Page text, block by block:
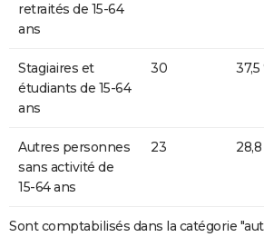
retraités de 15-64
ans
Stagiaires et
étudiants de 15-64
ans
30 37,5
Autres personnes
sans activité de
15-64 ans
23 28,8
Sont comptabilisés dans la catégorie